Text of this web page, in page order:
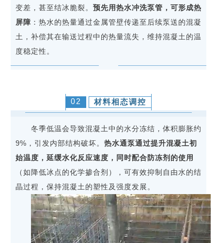
变差，甚至结冰脆裂。 预先用热水冲洗泵管，可形成热
屏障 ：热水的热量通过金属管壁传递至后续泵送的混凝
土，补偿其在输送过程中的热量流失，维持混凝土的温
度稳定性。
02 材料相态调控
冬季低温会导致混凝土中的水分冻结，体积膨胀约
9%，引发内部结构破坏。 热水通泵通过提升混凝土初
始温度，延缓水化反应速度，同时配合防冻剂的使用
（如降低冰点的化学掺合剂），可有效抑制自由水的结
晶过程，保持混凝土的塑性及强度发展。